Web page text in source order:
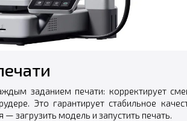
заданием печати: корректирует
Это гарантирует стабильное
загрузить модель и запустить печать.